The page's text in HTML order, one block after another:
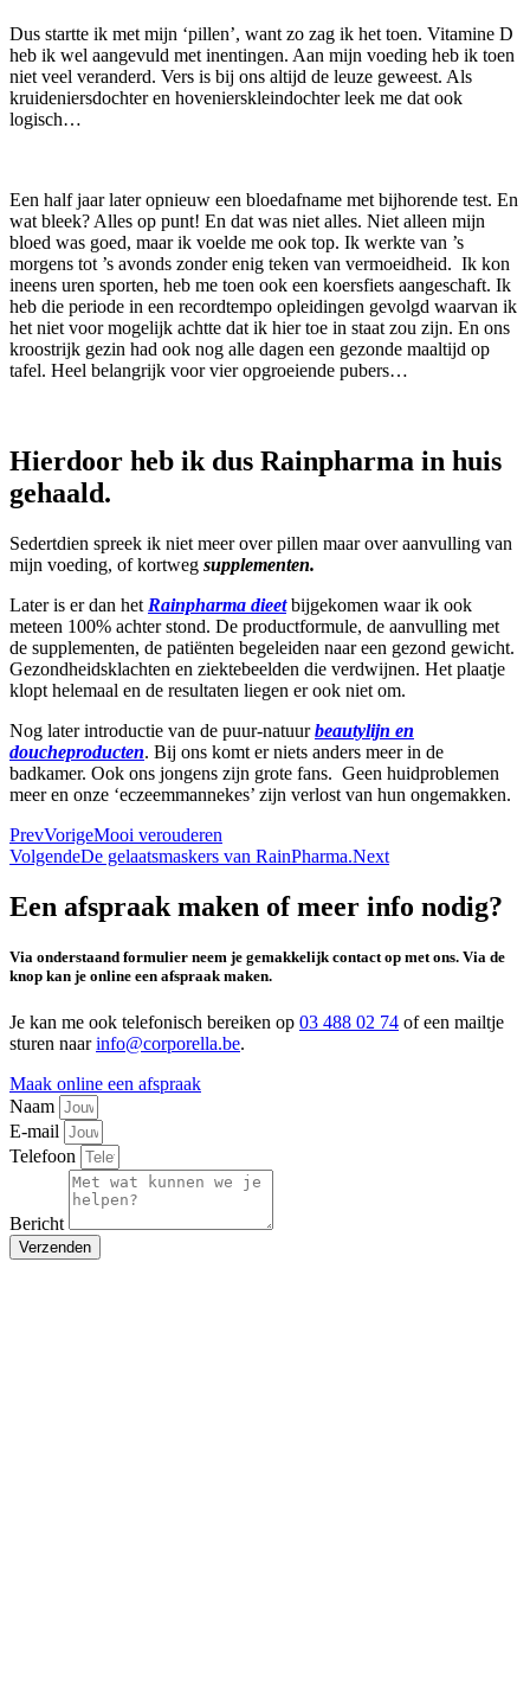
Dus startte ik met mijn ‘pillen’, want zo zag ik het toen. Vitamine D
heb ik wel aangevuld met inentingen. Aan mijn voeding heb ik toen
niet veel veranderd. Vers is bij ons altijd de leuze geweest. Als
kruideniersdochter en hovenierskleindochter leek me dat ook
logisch…
Een half jaar later opnieuw een bloedafname met bijhorende test. En
wat bleek? Alles op punt! En dat was niet alles. Niet alleen mijn
bloed was goed, maar ik voelde me ook top. Ik werkte van ’s
morgens tot ’s avonds zonder enig teken van vermoeidheid. Ik kon
ineens uren sporten, heb me toen ook een koersfiets aangeschaft. Ik
heb die periode in een recordtempo opleidingen gevolgd waarvan ik
het niet voor mogelijk achtte dat ik hier toe in staat zou zijn. En ons
kroostrijk gezin had ook nog alle dagen een gezonde maaltijd op
tafel. Heel belangrijk voor vier opgroeiende pubers…
Hierdoor heb ik dus Rainpharma in huis
gehaald.
Sedertdien spreek ik niet meer over pillen maar over aanvulling van
mijn voeding, of kortweg supplementen.
Later is er dan het Rainpharma dieetbijgekomen waar ik ook
meteen 100% achter stond. De productformule, de aanvulling met
de supplementen, de patiënten begeleiden naar een gezond gewicht.
Gezondheidsklachten en ziektebeelden die verdwijnen. Het plaatje
klopt helemaal en de resultaten liegen er ook niet om.
Nog later introductie van de puur-natuurbeautylijn en
doucheproducten. Bij ons komt er niets anders meer in de
badkamer. Ook ons jongens zijn grote fans. Geen huidproblemen
meer en onze ‘eczeemmannekes’ zijn verlost van hun ongemakken.
PrevVorigeMooi verouderen
VolgendeDe gelaatsmaskers van RainPharma.Next
Een afspraak maken of meer info nodig?
Via onderstaand formulier neem je gemakkelijk contact op met ons. Via de
knop kan je online een afspraak maken.
Je kan me ook telefonisch bereiken op 03 488 02 74 of een mailtje
sturen naarinfo@corporella.be.
Maak online een afspraak
Naam
E-mail
Telefoon
Bericht
Verzenden